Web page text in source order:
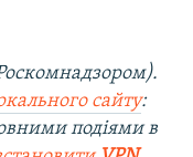
сайту:
подіями в